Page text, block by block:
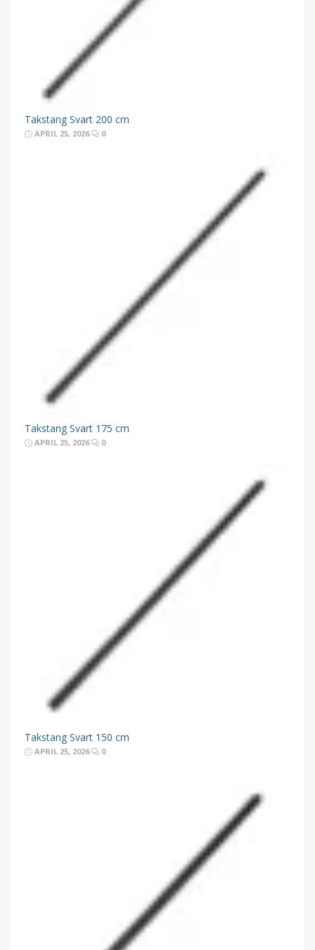
Takstang Svart 200 cm
APRIL 25, 2026 0
Takstang Svart 175 cm
APRIL 25, 2026 0
Takstang Svart 150 cm
APRIL 25, 2026 0